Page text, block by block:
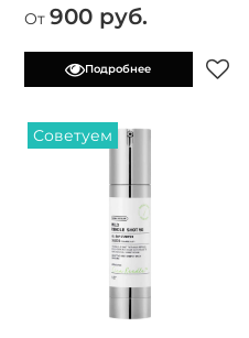
От 900 руб.
Подробнее
Советуем